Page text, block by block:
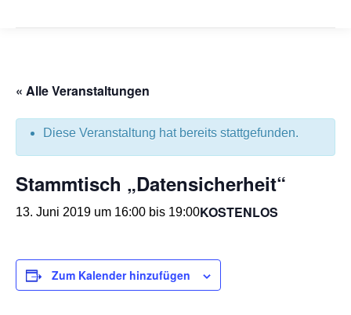
« Alle Veranstaltungen
Diese Veranstaltung hat bereits stattgefunden.
Stammtisch „Datensicherheit“
13. Juni 2019 um 16:00 bis 19:00KOSTENLOS
Zum Kalender hinzufügen